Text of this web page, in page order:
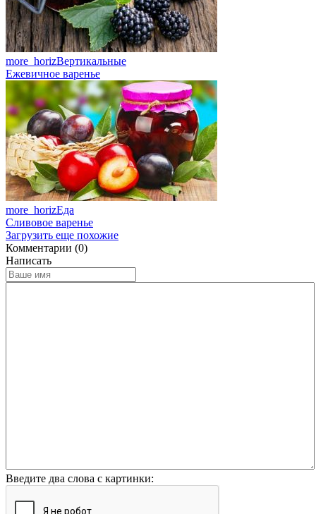
more_horizВертикальные
Ежевичное варенье
more_horizЕда
Сливовое варенье
Загрузить еще похожие
Комментарии (0)
Написать
Введите два слова с картинки: